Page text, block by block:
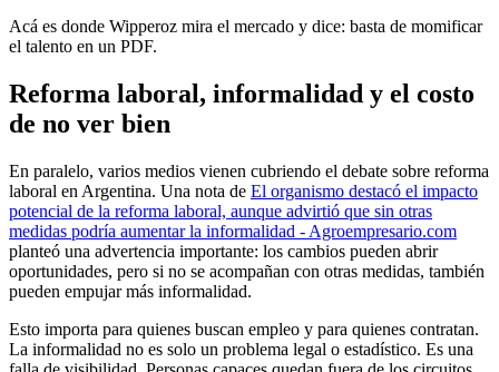
Acá es donde Wipperoz mira el mercado y dice: basta de momificar
el talento en un PDF.
Reforma laboral, informalidad y el costo
de no ver bien
En paralelo, varios medios vienen cubriendo el debate sobre reforma
laboral en Argentina. Una nota de El organismo destacó el impacto
potencial de la reforma laboral, aunque advirtió que sin otras
medidas podría aumentar la informalidad - Agroempresario.com
planteó una advertencia importante: los cambios pueden abrir
oportunidades, pero si no se acompañan con otras medidas, también
pueden empujar más informalidad.
Esto importa para quienes buscan empleo y para quienes contratan.
La informalidad no es solo un problema legal o estadístico. Es una